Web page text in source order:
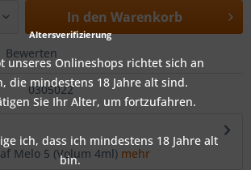
In den Warenkorb
Bewerten
0305022
Melo 5 (Volum 4ml) mehr
Altersverifizierung
unseres Onlineshops richtet sich an
die mindestens 18 Jahre alt sind.
Sie Ihr Alter, um fortzufahren.
ich, dass ich mindestens 18 Jahre alt
bin.